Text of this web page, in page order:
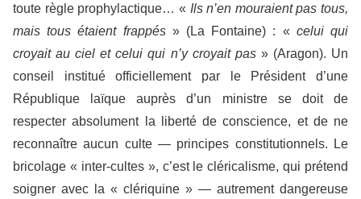
toute règle prophylactique… « Ils n’en mouraient pas tous,
mais tous étaient frappés» (La Fontaine) : « celui qui
croyait au ciel et celui qui n’y croyait pas » (Aragon). Un
conseil institué officiellement par le Président d’une
République laïque auprès d’un ministre se doit de
respecter absolument la liberté de conscience, et de ne
reconnaître aucun culte — principes constitutionnels. Le
bricolage « inter-cultes », c’est le cléricalisme, qui prétend
soigner avec la « clériquine » — autrement dangereuse